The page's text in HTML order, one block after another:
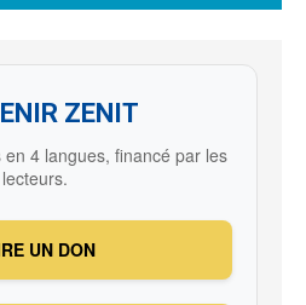
ZENIT
4 langues, financé par les
lecteurs.
UN DON